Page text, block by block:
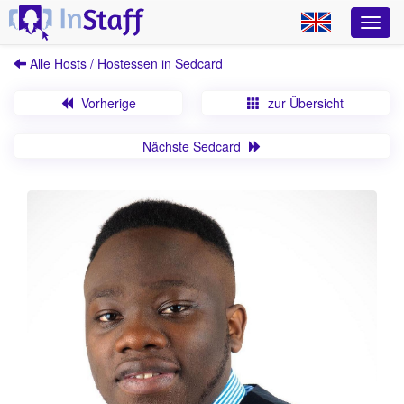
Alle Hosts / Hostessen in Sedcard
Vorherige zur Übersicht
Nächste Sedcard